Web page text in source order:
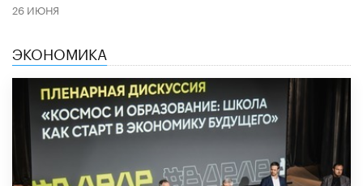
26 ИЮНЯ
ЭКОНОМИКА